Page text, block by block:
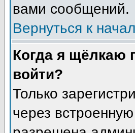
вами сообщений.
Вернуться к
Когда я щёлкаю
войти?
Только
через